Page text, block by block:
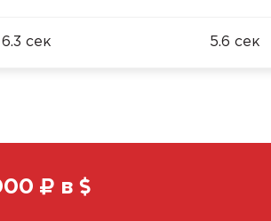
6.3 сек 5.6 сек
в